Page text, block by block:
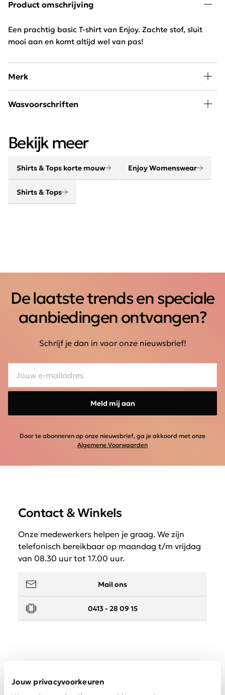
Jouw privacyvoorkeuren
Product omschrijving
Een prachtig basic T-shirt van Enjoy. Zachte stof, sluit
mooi aan en komt altijd wel van pas!
Merk
In de collectie van Enjoy Womenswear vind je elk seizoen
aanvoer van nieuwe artikelen blijft dit merk constant
vernieuwend en on trend!
Wasvoorschriften
Bekijk meer
Shirts & Tops korte mouw Enjoy Womenswear
Shirts & Tops
De laatste trends en speciale
aanbiedingen ontvangen?
Schrijf je dan in voor onze nieuwsbrief!
Meld mij aan
Door te abonneren op onze nieuwsbrief, ga je akkoord met onze
Algemene Voorwaarden
Contact & Winkels
Onze medewerkers helpen je graag. We zijn
telefonisch bereikbaar op maandag t/m vrijdag
van 08.30 uur tot 17.00 uur.
Mail ons
0413 - 28 09 15